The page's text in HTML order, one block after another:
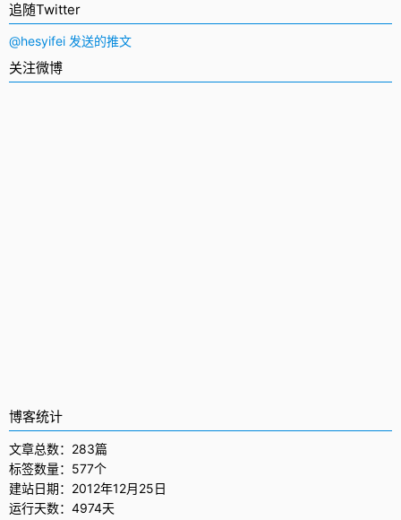
追随Twitter
@hesyifei 发送的推文
关注微博
博客统计
文章总数：283篇
标签数量：577个
建站日期：2012年12月25日
运行天数：4974天